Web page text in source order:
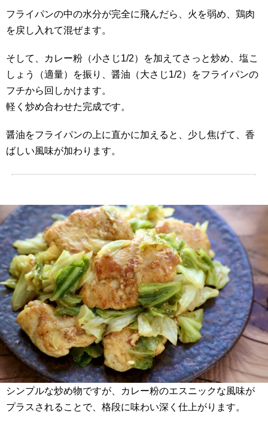
フライパンの中の水分が完全に飛んだら、火を弱め、鶏肉
を戻し入れて混ぜます。
そして、カレー粉（小さじ1/2）を加えてさっと炒め、塩こ
しょう（適量）を振り、醤油（大さじ1/2）をフライパンの
フチから回しかけます。
軽く炒め合わせた完成です。
醤油をフライパンの上に直かに加えると、少し焦げて、香
ばしい風味が加わります。
シンプルな炒め物ですが、カレー粉のエスニックな風味が
プラスされることで、格段に味わい深く仕上がります。